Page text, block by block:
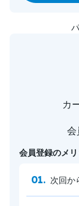
カ
会
会員登録のメリ
次回か